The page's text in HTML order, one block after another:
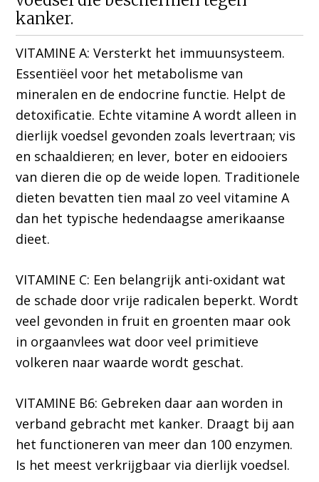
kanker.
VITAMINE A: Versterkt het immuunsysteem.
Essentiëel voor het metabolisme van
mineralen en de endocrine functie. Helpt de
detoxificatie. Echte vitamine A wordt alleen in
dierlijk voedsel gevonden zoals levertraan; vis
en schaaldieren; en lever, boter en eidooiers
van dieren die op de weide lopen. Traditionele
dieten bevatten tien maal zo veel vitamine A
dan het typische hedendaagse amerikaanse
dieet.
VITAMINE C: Een belangrijk anti-oxidant wat
de schade door vrije radicalen beperkt. Wordt
veel gevonden in fruit en groenten maar ook
in orgaanvlees wat door veel primitieve
volkeren naar waarde wordt geschat.
VITAMINE B6: Gebreken daar aan worden in
verband gebracht met kanker. Draagt bij aan
het functioneren van meer dan 100 enzymen.
Is het meest verkrijgbaar via dierlijk voedsel.